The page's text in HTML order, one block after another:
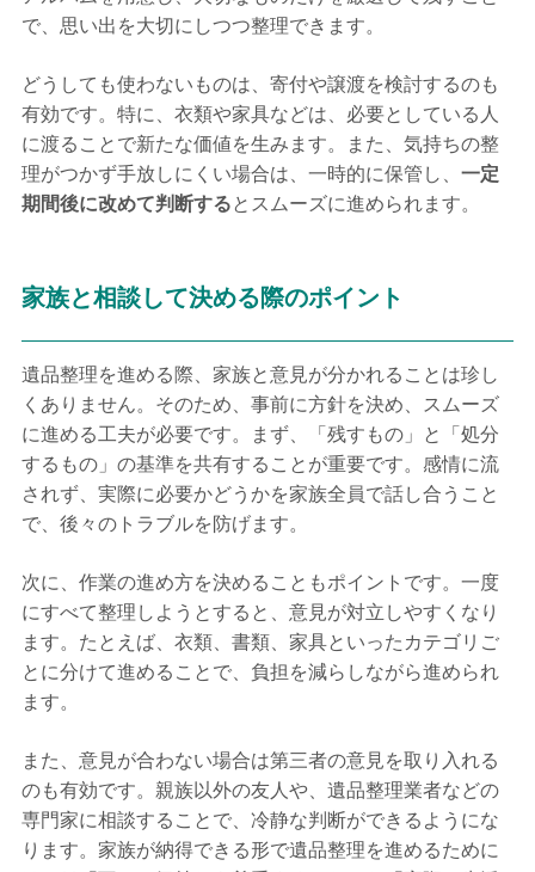
で、思い出を大切にしつつ整理できます。
どうしても使わないものは、寄付や譲渡を検討するのも
有効です。特に、衣類や家具などは、必要としている人
に渡ることで新たな価値を生みます。また、気持ちの整
理がつかず手放しにくい場合は、一時的に保管し、 一定
期間後に改めて判断するとスムーズに進められます。
家族と相談して決める際のポイント
遺品整理を進める際、家族と意見が分かれることは珍し
くありません。そのため、事前に方針を決め、スムーズ
に進める工夫が必要です。まず、「残すもの」と「処分
するもの」の基準を共有することが重要です。感情に流
されず、実際に必要かどうかを家族全員で話し合うこと
で、後々のトラブルを防げます。
次に、作業の進め方を決めることもポイントです。一度
にすべて整理しようとすると、意見が対立しやすくなり
ます。たとえば、衣類、書類、家具といったカテゴリご
とに分けて進めることで、負担を減らしながら進められ
ます。
また、意見が合わない場合は第三者の意見を取り入れる
のも有効です。親族以外の友人や、遺品整理業者などの
専門家に相談することで、冷静な判断ができるようにな
ります。家族が納得できる形で遺品整理を進めるために